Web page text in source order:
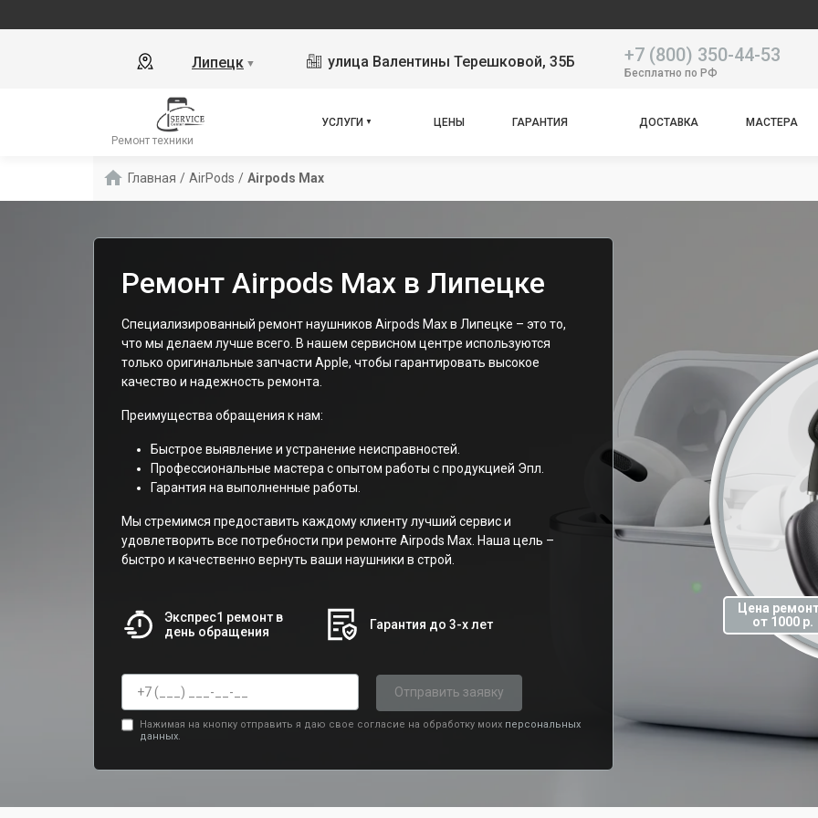
Липецк ▼ улица Валентины Терешковой, 35Б +7 (800) 350-44-53
Бесплатно по РФ
Ремонт техники
УСЛУГИ ЦЕНЫ ГАРАНТИЯ ДОСТАВКА МАСТЕРА
Главная / AirPods / Airpods Max
Ремонт Airpods Max в Липецке
Специализированный ремонт наушников Airpods Max в Липецке – это то,
что мы делаем лучше всего. В нашем сервисном центре используются
только оригинальные запчасти Apple, чтобы гарантировать высокое
качество и надежность ремонта.
Преимущества обращения к нам:
Быстрое выявление и устранение неисправностей.
Профессиональные мастера с опытом работы с продукцией Эпл.
Гарантия на выполненные работы.
Мы стремимся предоставить каждому клиенту лучший сервис и
удовлетворить все потребности при ремонте Airpods Max. Наша цель –
быстро и качественно вернуть ваши наушники в строй.
Экспрес1 ремонт в
день обращения
Гарантия до 3-х лет
Отправить заявку
Нажимая на кнопку отправить я даю свое согласие на обработку моих персональных
данных.
Цена
от 1000 р.